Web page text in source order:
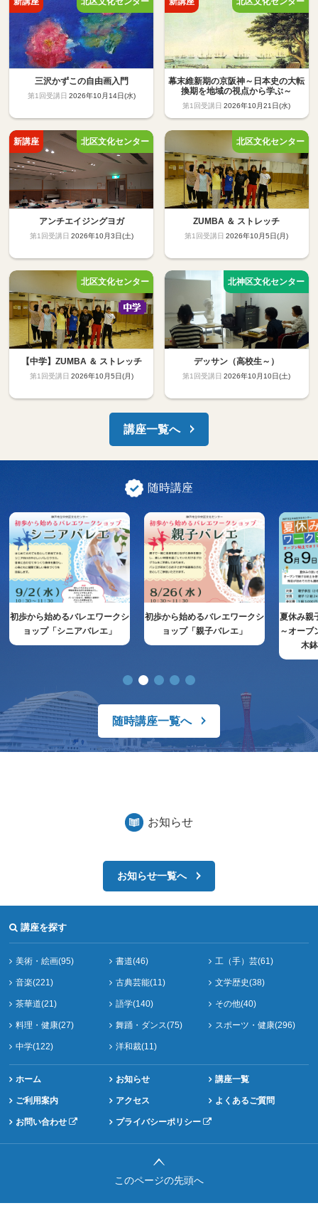
三沢かずこの自由画入門
2026年10月14日(水)
幕末維新期の京阪神～日本史の大転
換期を地域の視点から学ぶ～
2026年10月21日(水)
アンチエイジングヨガ
2026年10月3日(土)
ZUMBA ＆ ストレッチ
2026年10月5日(月)
【中学】ZUMBA ＆ ストレッチ
2026年10月5日(月)
デッサン（高校生～）
2026年10月10日(土)
講座一覧へ
随時講座
初歩から始めるバレエワークシ
ョップ「シニアバレエ」
初歩から始めるバレエワークシ
ョップ「親子バレエ」
夏休み親
～オーブ
木
随時講座一覧へ
お知らせ
お知らせ一覧へ
講座を探す
美術・絵画(95) 書道(46) 工（手）芸(61)
音楽(221) 古典芸能(11) 文学歴史(38)
茶華道(21) 語学(140) その他(40)
料理・健康(27) 舞踊・ダンス(75) スポーツ・健康(296)
中学(122) 洋和裁(11)
ホーム お知らせ 講座一覧
ご利用案内 アクセス よくあるご質問
お問い合わせ プライバシーポリシー
このページの先頭へ